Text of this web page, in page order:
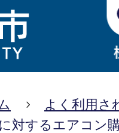
よく利用さ
対するエアコン